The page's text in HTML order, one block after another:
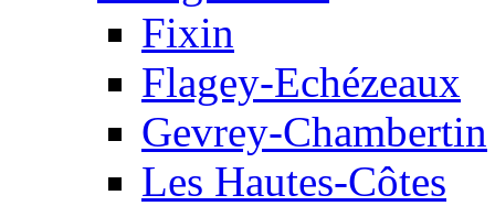
Fixin
Flagey-Echézeaux
Gevrey-Chambertin
Les Hautes-Côtes